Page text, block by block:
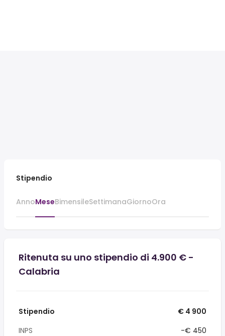
Stipendio
AnnoMeseBimensileSettimanaGiornoOra
Ritenuta su uno stipendio di 4.900 € -
Calabria
Stipendio
€ 4 900
INPS
-€ 450